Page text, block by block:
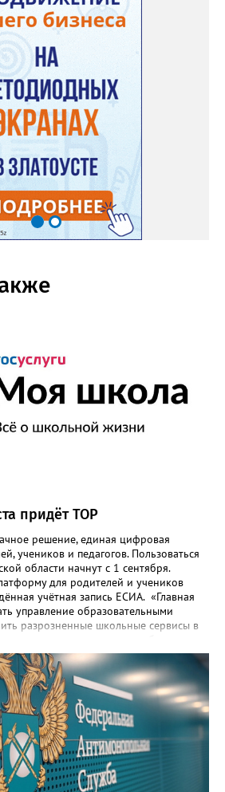
придёт ТОР
решение, единая цифровая
учеников и педагогов. Пользоваться
области начнут с 1 сентября.
для родителей и учеников
учётная запись ЕСИА. «Главная
управление образовательными
разрозненные школьные сервисы в
образования. - Платформа ТОР
все школьные сервисы в единую
экосистему. Предполагается, что
комфортно для пользователей».
расписание, домашние задания,
пользователям экосистемы
не просто сохранятся, они будут
подчеркнули в ведомстве. Причём в
ТОР станет вообще незаметным.